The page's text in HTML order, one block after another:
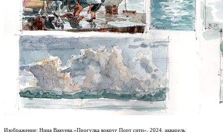
Изображение: Нина Вакуева,«Прогулка вокруг Порт сити», 2024, акварель